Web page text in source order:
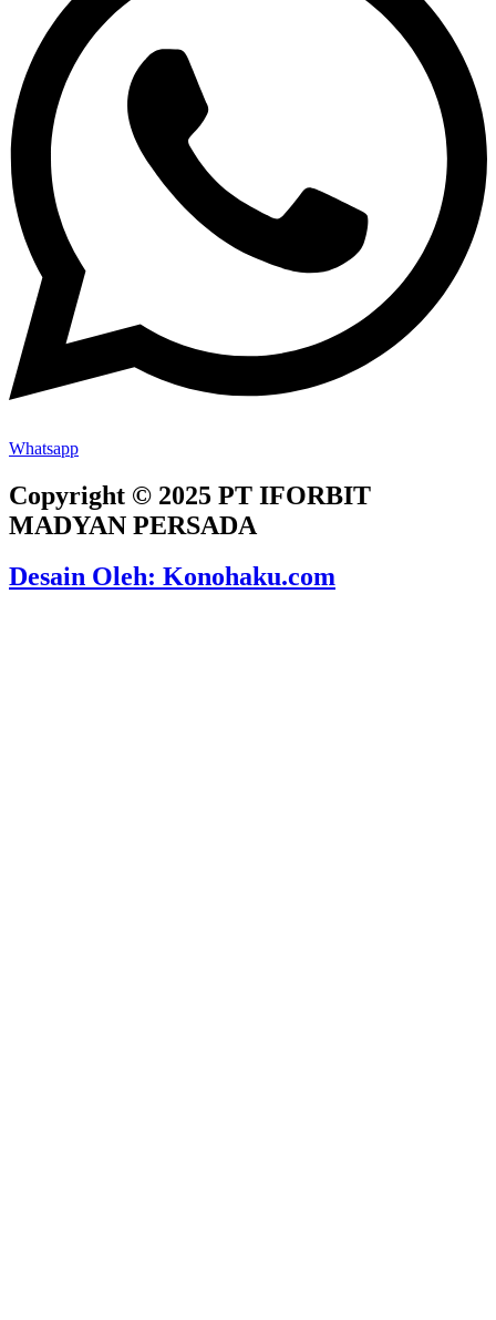
Whatsapp
Copyright © 2025 PT IFORBIT
MADYAN PERSADA
Desain Oleh: Konohaku.com